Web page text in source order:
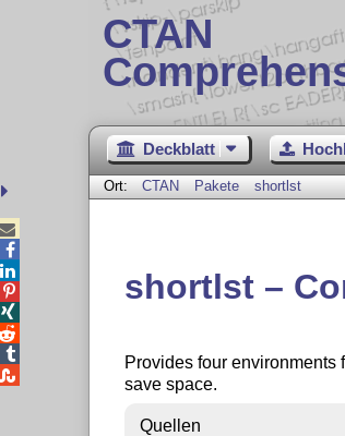
CTAN
Deckblatt
Ort: CTAN Pakete shortlst
shortlst –
Provides four environments
save space.
Quellen




